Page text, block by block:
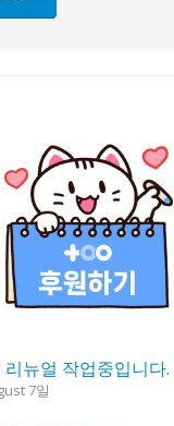
리뉴얼 작업중입니다.
7일